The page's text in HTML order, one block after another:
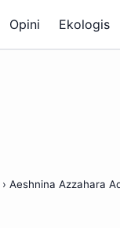
Opini Ekologis
› Aeshnina Azzahara